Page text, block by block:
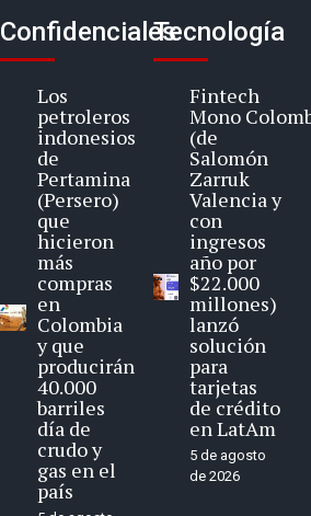
Confidenciales
Los
petroleros
indonesios
de
Pertamina
(Persero)
que
hicieron
más
compras
en
Colombia
y que
producirán
40.000
barriles
día de
crudo y
gas en el
país
Tecnología
Fintech
Mono
(de
Salomón
Zarruk
Valencia y
con
ingresos
año por
$22.000
millones)
lanzó
solución
para
tarjetas
de crédito
en LatAm
5 de agosto
de 2026